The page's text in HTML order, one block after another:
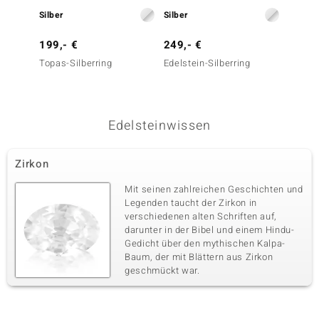
Zirkon 3 à 1,5 mm
0,065 ct Rundschliff
Fassung Herkunft
Fünfter Edelstein
Zirkon
0,046 ct Rundschliff
Fassung
Zargenfassung
Herkunft
Kambodscha
Sechster Edelstein
Silber
199,- €
Topas-Silberring
Silber
249,- €
Edelstein-Silberring
Edelsteinwissen
Zirkon
Mit seinen zahlreichen Geschichten und
Legenden taucht der Zirkon in
verschiedenen alten Schriften auf,
darunter in der Bibel und einem Hindu-
Gedicht über den mythischen Kalpa-
Baum, der mit Blättern aus Zirkon
geschmückt war.